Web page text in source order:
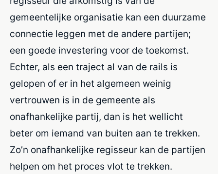
gemeentelijke organisatie kan een duurzame
connectie leggen met de andere partijen;
een goede investering voor de toekomst.
Echter, als een traject al van de rails is
gelopen of er in het algemeen weinig
vertrouwen is in de gemeente als
onafhankelijke partij, dan is het wellicht
beter om iemand van buiten aan te trekken.
Zo’n onafhankelijke regisseur kan de partijen
helpen om het proces vlot te trekken.